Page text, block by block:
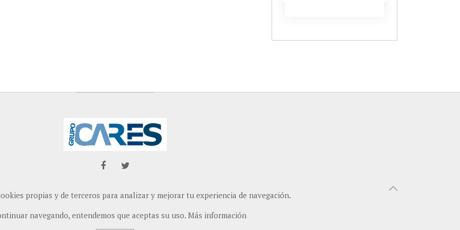
propias y de terceros para analizar y mejorar tu experiencia de navegación.
navegando, entendemos que aceptas su uso. Más información